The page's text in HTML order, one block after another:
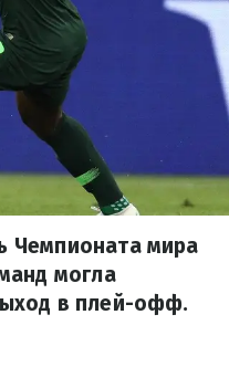
Чемпионата мира
могла
в плей-офф.